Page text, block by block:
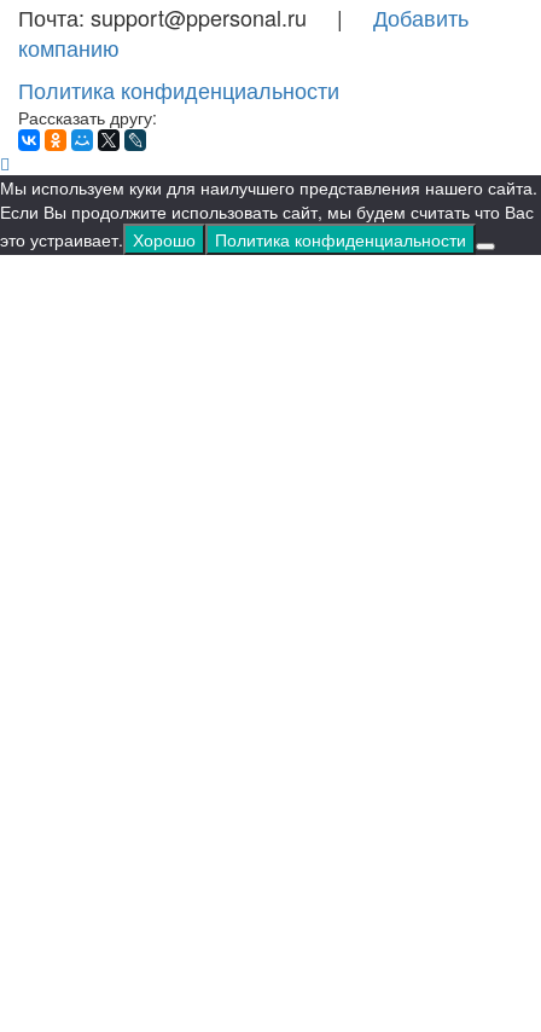
Почта: support@ppersonal.ru | Добавить
компанию
Политика конфиденциальности
Рассказать другу:
Мы используем куки для наилучшего представления нашего сайта.
Если Вы продолжите использовать сайт, мы будем считать что Вас
это устраивает. Хорошо Политика конфиденциальности